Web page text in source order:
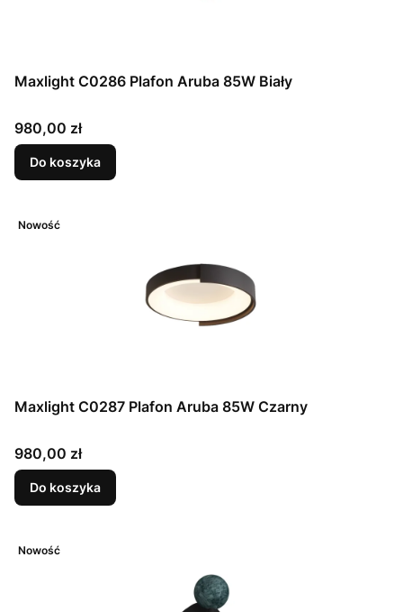
Maxlight C0286 Plafon Aruba 85W Biały
Cena
980,00 zł
Do koszyka
Nowość
Maxlight C0287 Plafon Aruba 85W Czarny
Cena
980,00 zł
Do koszyka
Nowość